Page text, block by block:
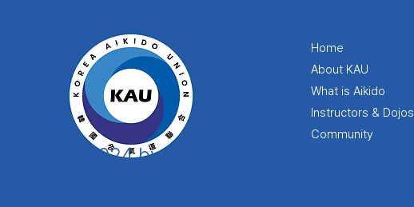
© 2024 by
Home
About KAU
What is Aikido
Instructors & Dojos
Community